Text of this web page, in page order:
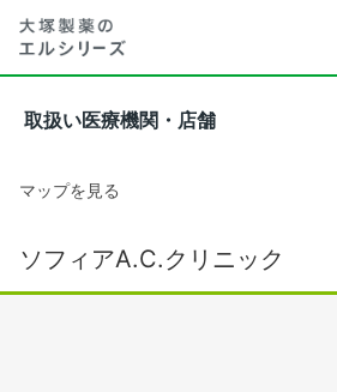
取扱い医療機関・店舗
マップを見る
ソフィアA.C.クリニック